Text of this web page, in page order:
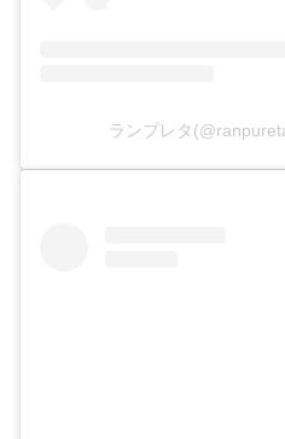
ランプレタ